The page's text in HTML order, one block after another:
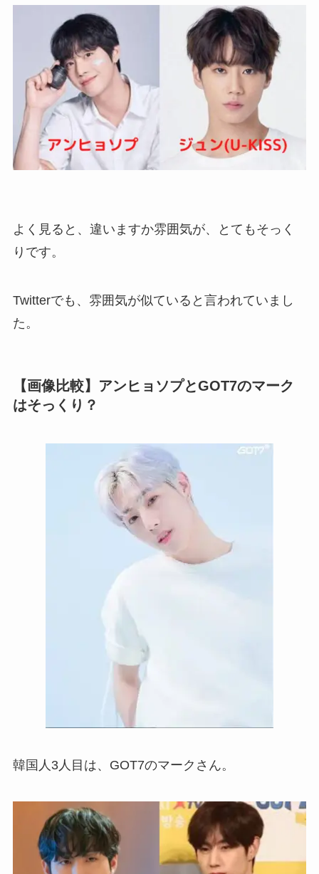
よく見ると、違いますか雰囲気が、とてもそっく
りです。
Twitterでも、雰囲気が似ていると言われていまし
た。
【画像比較】アンヒョソプとGOT7のマーク
はそっくり？
韓国人3人目は、GOT7のマークさん。